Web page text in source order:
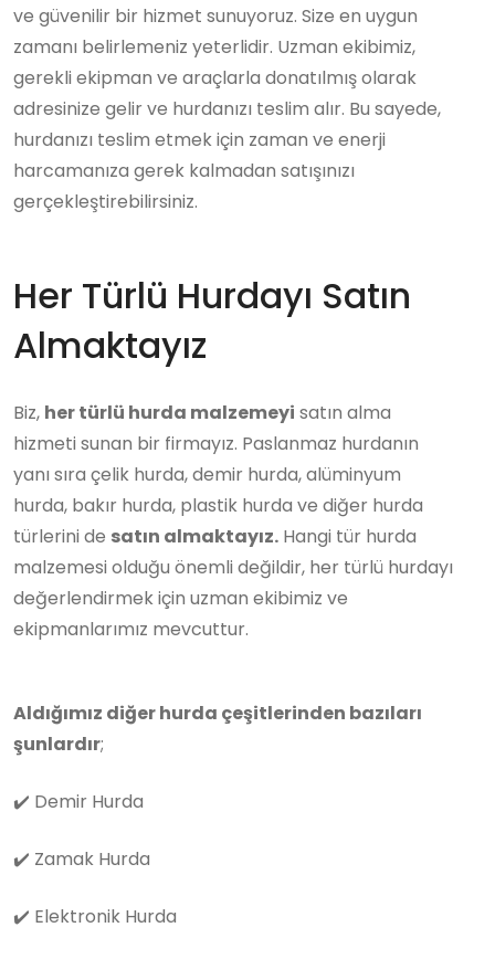
ve güvenilir bir hizmet sunuyoruz. Size en uygun
zamanı belirlemeniz yeterlidir. Uzman ekibimiz,
gerekli ekipman ve araçlarla donatılmış olarak
adresinize gelir ve hurdanızı teslim alır. Bu sayede,
hurdanızı teslim etmek için zaman ve enerji
harcamanıza gerek kalmadan satışınızı
gerçekleştirebilirsiniz.
Her Türlü Hurdayı Satın
Almaktayız
Biz, her türlü hurda malzemeyi satın alma
hizmeti sunan bir firmayız. Paslanmaz hurdanın
yanı sıra çelik hurda, demir hurda, alüminyum
hurda, bakır hurda, plastik hurda ve diğer hurda
türlerini de satın almaktayız. Hangi tür hurda
malzemesi olduğu önemli değildir, her türlü hurdayı
değerlendirmek için uzman ekibimiz ve
ekipmanlarımız mevcuttur.
Aldığımız diğer hurda çeşitlerinden bazıları
şunlardır;
✔️ Demir Hurda
✔️ Zamak Hurda
✔️ Elektronik Hurda